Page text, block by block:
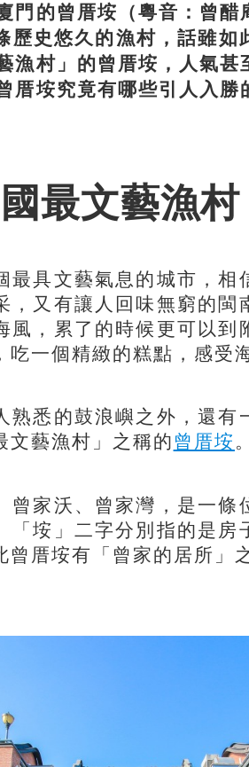
門的曾厝垵（粵音：曾醋
歷史悠久的漁村，話雖如
漁村」的曾厝垵，人氣
厝垵究竟有哪些引人入
最文藝漁
具文藝氣息的城市，相
，又有讓人回味無窮的閩
風，累了的時候更可以到
吃一個精緻的糕點，感受
悉的鼓浪嶼之外，還有
文藝漁村」之稱的 曾厝垵 。
曾家沃、曾家灣，是一
「垵」二字分別指的是房
厝垵有「曾家的居所」